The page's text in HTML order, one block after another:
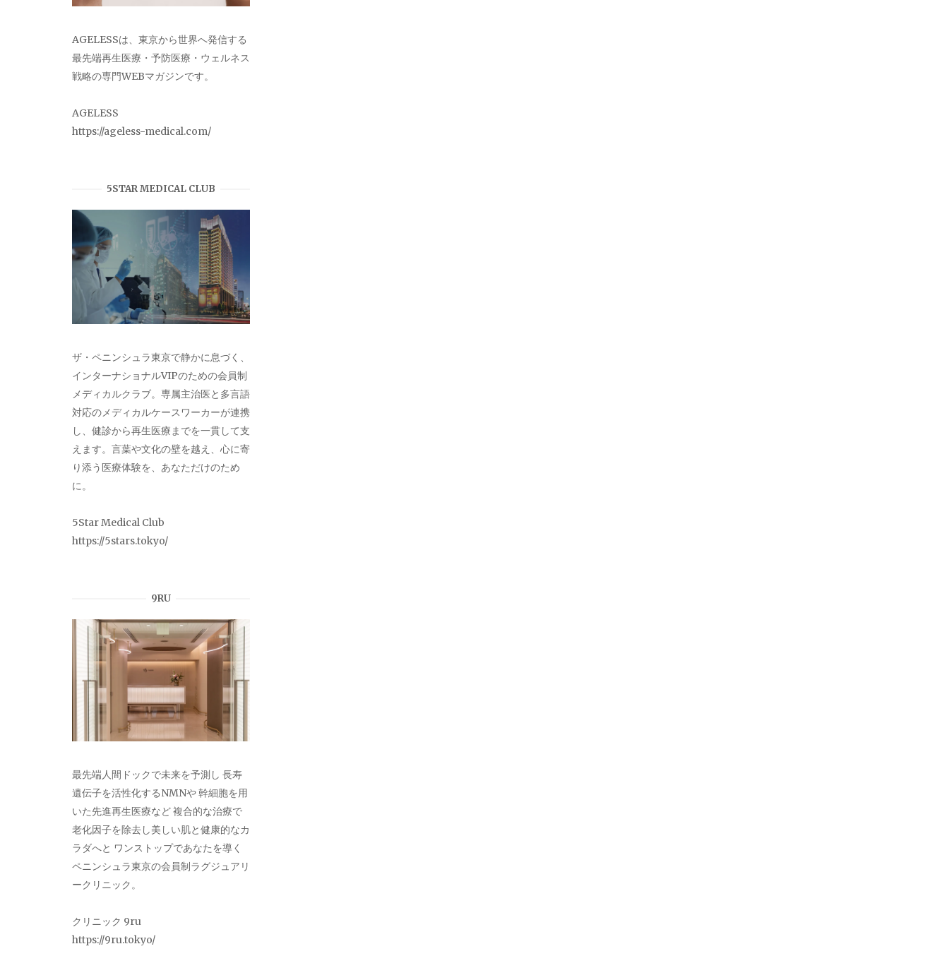
AGELESSは、東京から世界へ発信する
最先端再生医療・予防医療・ウェルネス
戦略の専門WEBマガジンです。
AGELESS
https://ageless-medical.com/
5STAR MEDICAL CLUB
ザ・ペニンシュラ東京で静かに息づく、
インターナショナルVIPのための会員制
メディカルクラブ。専属主治医と多言語
対応のメディカルケースワーカーが連携
し、健診から再生医療までを一貫して支
えます。言葉や文化の壁を越え、心に寄
り添う医療体験を、あなただけのため
に。
5Star Medical Club
https://5stars.tokyo/
9RU
最先端人間ドックで未来を予測し 長寿
遺伝子を活性化するNMNや 幹細胞を用
いた先進再生医療など 複合的な治療で
老化因子を除去し美しい肌と健康的なカ
ラダへと ワンストップであなたを導く
ペニンシュラ東京の会員制ラグジュアリ
ークリニック。
クリニック 9ru
https://9ru.tokyo/